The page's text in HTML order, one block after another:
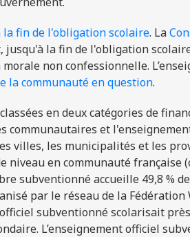
fin de l'obligation scolaire. La
jusqu'à la fin de l'obligation
non confessionnelle.
la communauté en question.
en deux catégories de
communautaires et
villes, les municipalités et les
niveau en communauté française
subventionné accueille 49,8 %
par le réseau de la
subventionné scolarisait
L’enseignement officiel